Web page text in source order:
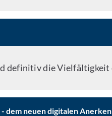
definitiv die
- dem neuen digitalen